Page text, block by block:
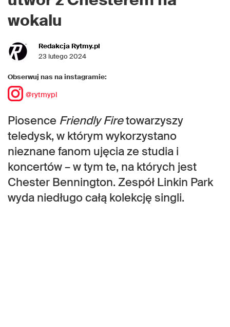
wokalu
Redakcja Rytmy.pl
23 lutego 2024
Obserwuj nas na instagramie:
@rytmypl
Piosence Friendly Firetowarzyszy
teledysk, w którym wykorzystano
nieznane fanom ujęcia ze studia i
koncertów – w tym te, na których jest
Chester Bennington. Zespół Linkin Park
wyda niedługo całą kolekcję singli.